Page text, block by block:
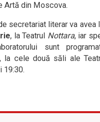
Artă din Moscova.
secretariat literar va avea
, la Teatrul Nottara, iar
sunt
, la cele două săli ale
19:30.